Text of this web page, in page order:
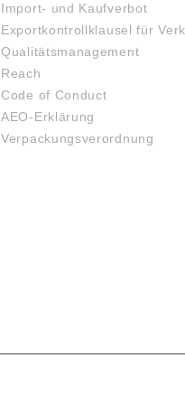
Import- und Kaufverbot
Exportkontrollklausel für
Qualitätsmanagement
Reach
Code of Conduct
AEO-Erklärung
Verpackungsverordnung